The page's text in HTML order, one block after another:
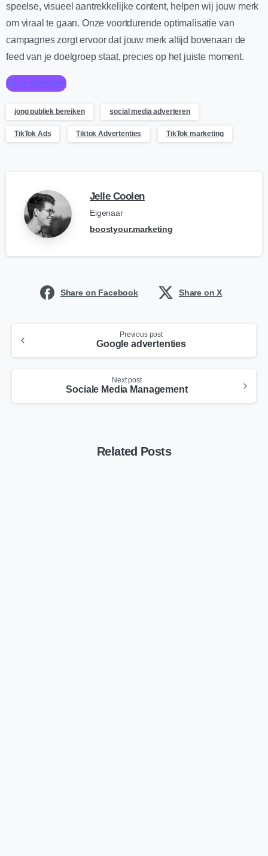
speelse, visueel aantrekkelijke content, helpen wij jouw merk
om viraal te gaan. Onze voortdurende optimalisatie van
campagnes zorgt ervoor dat jouw merk altijd bovenaan de
feed van je doelgroep staat, precies op het juiste moment.
Onze diensten
jong publiek bereiken social media adverteren
TikTok Ads Tiktok Advertenties TikTok marketing
Jelle Coolen
Eigenaar
boostyour.marketing
Share on Facebook Share on X
Previous post
Google advertenties
Next post
Sociale Media Management
Related Posts